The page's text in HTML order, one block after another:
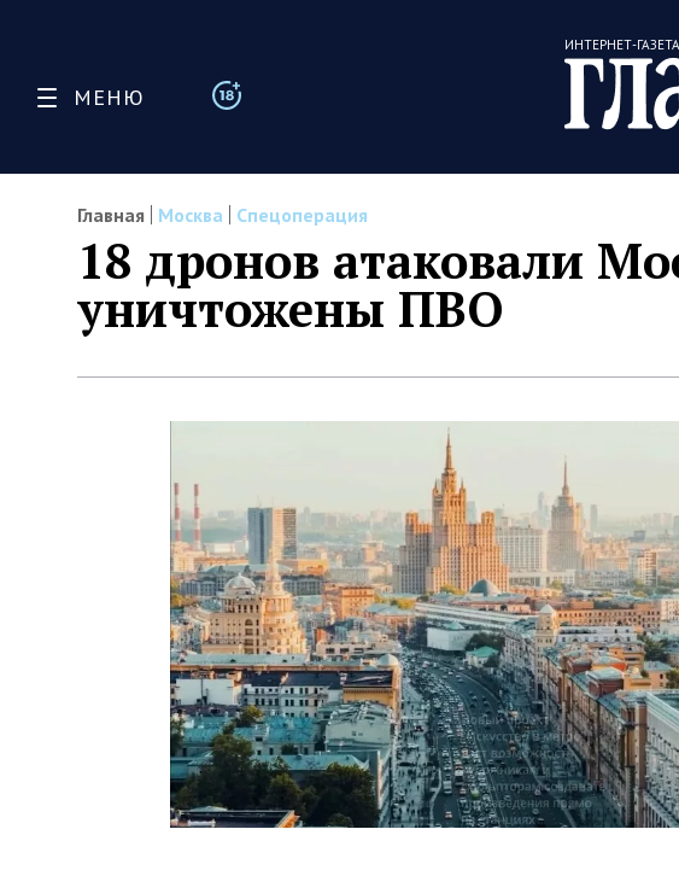
МЕНЮ
ИНТЕРНЕТ-ГАЗЕТА
Главная Москва Спецоперация
18 дронов атаковали
уничтожены ПВО